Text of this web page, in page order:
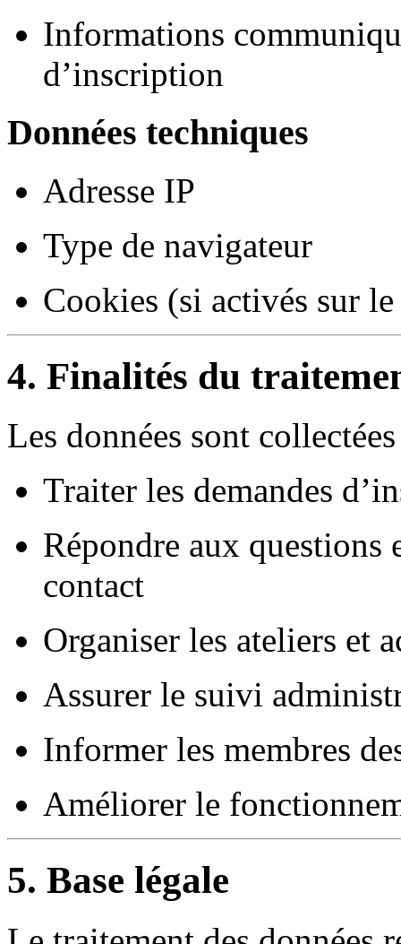
Informations
d’inscription
Données techniques
Adresse IP
Type de navigateur
Cookies (si activés sur
4. Finalités du
Les données sont
Traiter les demandes
Répondre aux
contact
Organiser les ateliers et
Assurer le suivi
Informer les membres
Améliorer le
5. Base légale